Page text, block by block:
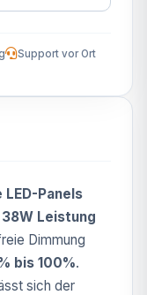
Support vor Ort
Panels
38W Leistung
Dimmung
bis 100%.
sich der